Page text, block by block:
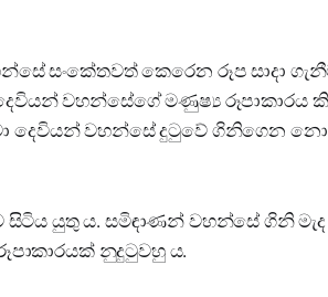
සංකේතවත් කෙරෙන රූප සාදා
වහන්සේගේ මණුෂ්‍ය රූපාකාරය
වහන්සේ දුටුවේ ගිනිගෙන
සිටිය යුතු ය. සමිඳාණන් වහන්සේ ගිනි
නුදුටුවහු ය.